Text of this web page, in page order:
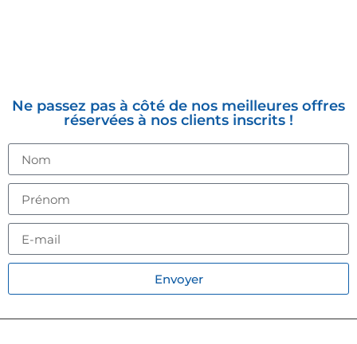
Ne passez pas à côté de nos meilleures offres
réservées à nos clients inscrits !
Envoyer